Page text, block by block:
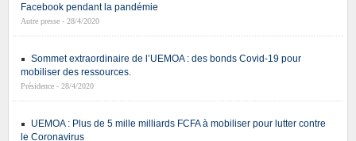
Facebook pendant la pandémie
Autre presse - 28/4/2020
Sommet extraordinaire de l’UEMOA : des bonds Covid-19 pour
mobiliser des ressources.
Présidence - 28/4/2020
UEMOA : Plus de 5 mille milliards FCFA à mobiliser pour lutter contre
le Coronavirus